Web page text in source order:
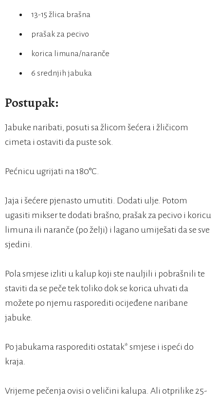
13-15 žlica brašna
prašak za pecivo
korica limuna/naranče
6 srednjih jabuka
Postupak:
Jabuke naribati, posuti sa žlicom šećera i žličicom
cimeta i ostaviti da puste sok.
Pećnicu ugrijati na 180°C.
Jaja i šećere pjenasto umutiti. Dodati ulje. Potom
ugasiti mikser te dodati brašno, prašak za pecivo i koricu
limuna ili naranče (po želji) i lagano umiješati da se sve
sjedini.
Pola smjese izliti u kalup koji ste nauljili i pobrašnili te
staviti da se peče tek toliko dok se korica uhvati da
možete po njemu rasporediti ocijeđene naribane
jabuke.
Po jabukama rasporediti ostatak* smjese i ispeći do
kraja.
Vrijeme pečenja ovisi o veličini kalupa. Ali otprilike 25-